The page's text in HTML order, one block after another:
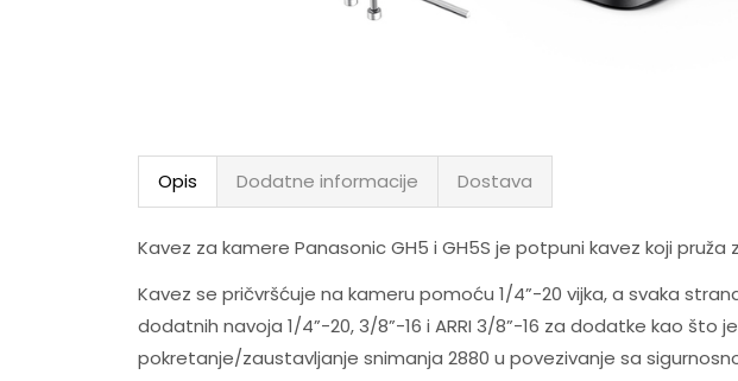
Opis Dodatne informacije Dostava
Kavez za kamere Panasonic GH5 i GH5S je potpuni kavez koji
Kavez se pričvršćuje na kameru pomoću 1/4”-20 vijka, a svaka
dodatnih navoja 1/4”-20, 3/8”-16 i ARRI 3/8”-16 za dodatke kao što
pokretanje/zaustavljanje snimanja 2880 u povezivanje sa